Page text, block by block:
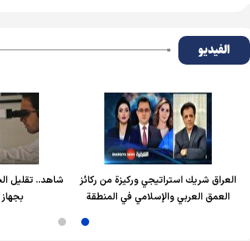
الفیدیو
شريك استراتيجي وركيزة من ركائز
العمق العربي والإسلامي في المنطقة
شاهد.. تقليل الخطأ
بجهاز